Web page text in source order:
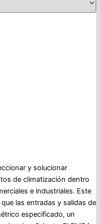
y solucionar
de climatización dentro
e industriales. Este
las entradas y salidas de
especificado, un